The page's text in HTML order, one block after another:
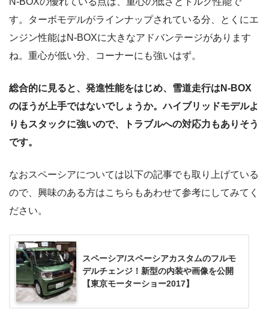
す。ターボモデルがラインナップされている分、とくにエ
ンジン性能はN-BOXに大きなアドバンテージがあります
ね。重心が低い分、コーナーにも強いはず。
総合的に見ると、発進性能をはじめ、雪道走行はN-BOX
のほうが上手ではないでしょうか。ハイブリッドモデルよ
りもスタックに強いので、トラブルへの対応力もありそう
です。
なおスペーシアについては以下の記事でも取り上げている
ので、興味のある方はこちらもあわせて参考にしてみてく
ださい。
スペーシア/スペーシアカスタムのフルモ
デルチェンジ！新型の内装や画像を公開
【東京モーターショー2017】